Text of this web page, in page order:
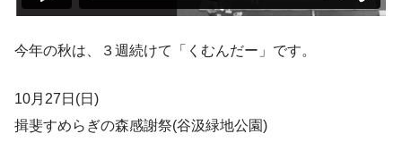
今年の秋は、３週続けて「くむんだー」です。
10月27日(日)
揖斐すめらぎの森感謝祭(谷汲緑地公園)